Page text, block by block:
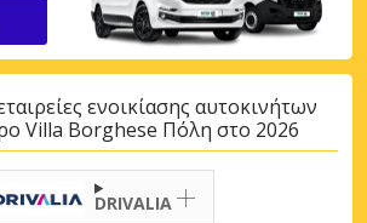
ενοικίασης αυτοκινήτων
Villa Borghese Πόλη στο 2026
DRIVALIA